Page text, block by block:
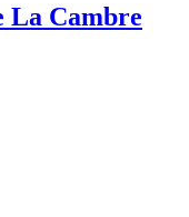
La Cambre